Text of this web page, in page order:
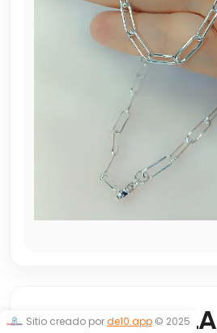
CADENA LAYLA
Sitio creado porde10.app © 2025